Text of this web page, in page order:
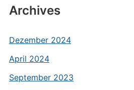
Archives
Dezember 2024
April 2024
September 2023